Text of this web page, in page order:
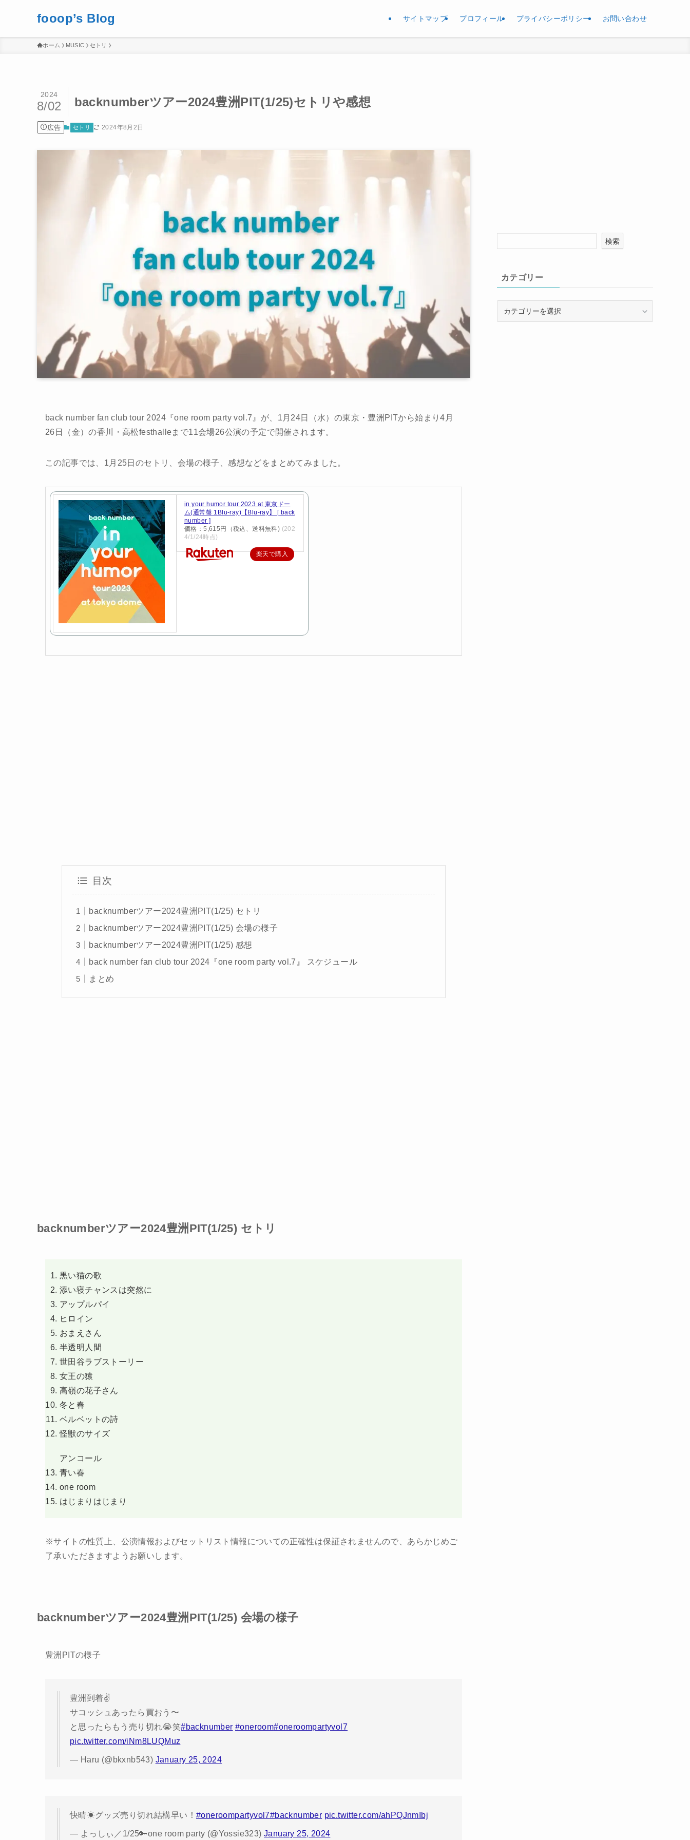
fooop’s Blog サイトマップ プロフィール プライバシーポリシー お問い合わせ
ホーム MUSIC セトリ
backnumberツアー2024豊洲PIT(1/25)セトリや感想
2024
8/02
広告 セトリ 2024年8月2日
back number fan club tour 2024『one room party vol.7』が、1月24日（水）の東京・豊洲PITから始まり4月
26日（金）の香川・高松festhalleまで11会場26公演の予定で開催されます。
この記事では、1月25日のセトリ、会場の様子、感想などをまとめてみました。
in your humor tour 2023 at 東京ドー
ム(通常盤 1Blu-ray)【Blu-ray】 [ back
number ]
価格：5,615円（税込、送料無料) (202
4/1/24時点)
楽天で購入
目次
backnumberツアー2024豊洲PIT(1/25) セトリ
backnumberツアー2024豊洲PIT(1/25) 会場の様子
backnumberツアー2024豊洲PIT(1/25) 感想
back number fan club tour 2024『one room party vol.7』 スケジュール
まとめ
backnumberツアー2024豊洲PIT(1/25) セトリ
黒い猫の歌
添い寝チャンスは突然に
アップルパイ
ヒロイン
おまえさん
半透明人間
世田谷ラブストーリー
女王の猿
高嶺の花子さん
冬と春
ベルベットの詩
怪獣のサイズ
アンコール
青い春
one room
はじまりはじまり
※サイトの性質上、公演情報およびセットリスト情報についての正確性は保証されませんので、あらかじめご
了承いただきますようお願いします。
backnumberツアー2024豊洲PIT(1/25) 会場の様子
豊洲PITの様子
豊洲到着✌️
サコッシュあったら買おう〜
と思ったらもう売り切れ😭笑#backnumber #oneroom#oneroompartyvol7
pic.twitter.com/iNm8LUQMuz
— Haru (@bkxnb543) January 25, 2024
快晴☀グッズ売り切れ結構早い！ #oneroompartyvol7#backnumber pic.twitter.com/ahPQJnmIbj
— よっしぃ／1/25🔑one room party (@Yossie323) January 25, 2024
検索
カテゴリー